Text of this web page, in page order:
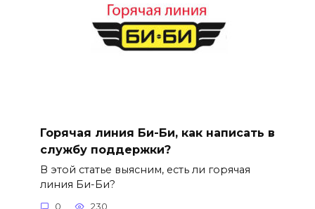
Горячая линия Би-Би, как написать в
службу поддержки?
В этой статье выясним, есть ли горячая
линия Би-Би?
0 230